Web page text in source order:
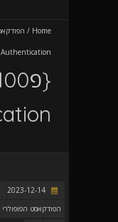
Home
/
Authentication
הפודקאסט הפופולרי